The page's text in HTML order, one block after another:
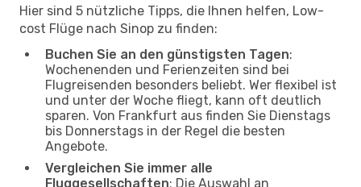
Hier sind 5 nützliche Tipps, die Ihnen helfen, Low-
cost Flüge nach Sinop zu finden:
Buchen Sie an den günstigsten Tagen:
Wochenenden und Ferienzeiten sind bei
Flugreisenden besonders beliebt. Wer flexibel ist
und unter der Woche fliegt, kann oft deutlich
sparen. Von Frankfurt aus finden Sie Dienstags
bis Donnerstags in der Regel die besten
Angebote.
Vergleichen Sie immer alle
Fluggesellschaften: Die Auswahl an